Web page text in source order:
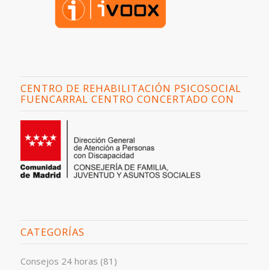
CENTRO DE REHABILITACIÓN PSICOSOCIAL
FUENCARRAL CENTRO CONCERTADO CON
CATEGORÍAS
Consejos 24 horas (81)